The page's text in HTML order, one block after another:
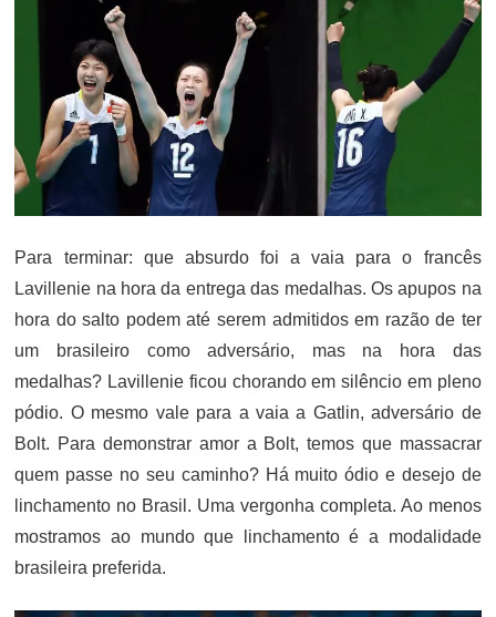
Para terminar: que absurdo foi a vaia para o francês
Lavillenie na hora da entrega das medalhas. Os apupos na
hora do salto podem até serem admitidos em razão de ter
um brasileiro como adversário, mas na hora das
medalhas? Lavillenie ficou chorando em silêncio em pleno
pódio. O mesmo vale para a vaia a Gatlin, adversário de
Bolt. Para demonstrar amor a Bolt, temos que massacrar
quem passe no seu caminho? Há muito ódio e desejo de
linchamento no Brasil. Uma vergonha completa. Ao menos
mostramos ao mundo que linchamento é a modalidade
brasileira preferida.